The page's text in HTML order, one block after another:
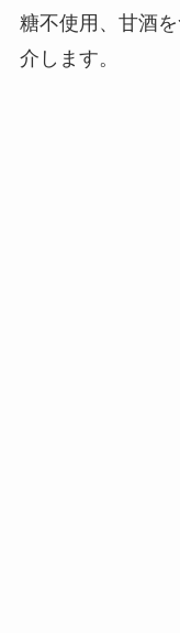
糖不使用、甘酒
介します。